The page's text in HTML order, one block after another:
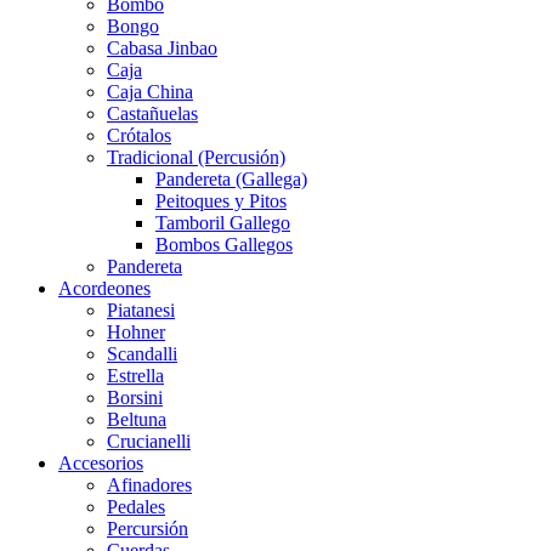
Bombo
Bongo
Cabasa Jinbao
Caja
Caja China
Castañuelas
Crótalos
Tradicional (Percusión)
Pandereta (Gallega)
Peitoques y Pitos
Tamboril Gallego
Bombos Gallegos
Pandereta
Acordeones
Piatanesi
Hohner
Scandalli
Estrella
Borsini
Beltuna
Crucianelli
Accesorios
Afinadores
Pedales
Percursión